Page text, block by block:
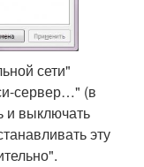
сети"
сервер…" (в
и выключать
эту